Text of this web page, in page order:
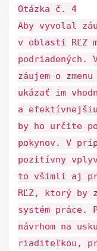
Otázka č. 4
Aby vyvolal
v oblasti RĽZ
podriadených.
záujem o
ukázať im
a
by ho určite
pokynov. V
pozitívny
to všimli aj
RĽZ, ktorý by
systém práce.
návrhom na
riaditeľkou,